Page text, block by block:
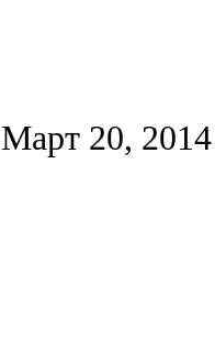
Март 20, 2014